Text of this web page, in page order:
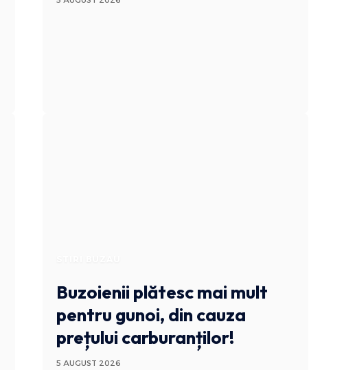
Buzoienii plătesc mai mult
pentru gunoi, din cauza
prețului carburanților!
5 AUGUST 2026